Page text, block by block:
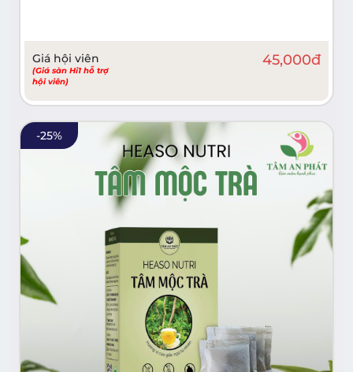
Giá hội viên
(Giá sàn Hi1 hỗ trợ
hội viên)
45,000đ
-25%